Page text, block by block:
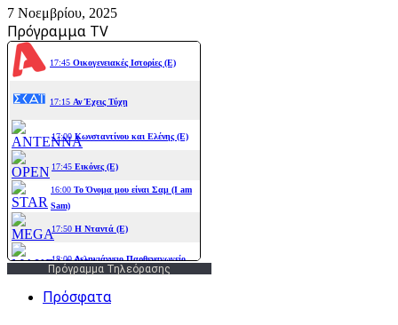
7 Νοεμβρίου, 2025
Πρόγραμμα TV
Πρόγραμμα Τηλεόρασης
Πρόσφατα